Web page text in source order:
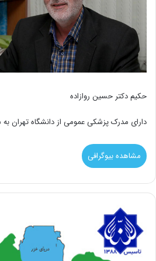
حکیم دکتر حسین روازاده
دارای مدرک پزشکی عمومی از دانشگاه تهران به
مشاهده بیوگرافی